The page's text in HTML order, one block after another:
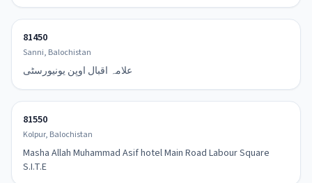
81450
Sanni, Balochistan
علامہ اقبال اوپن یونیورسٹی
81550
Kolpur, Balochistan
Masha Allah Muhammad Asif hotel Main Road Labour Square
S.I.T.E